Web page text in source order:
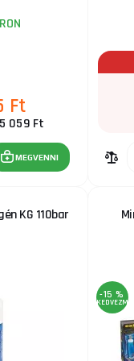
Az
Ft
059 Ft
MEGVENNI
KG 110bar
-15 %